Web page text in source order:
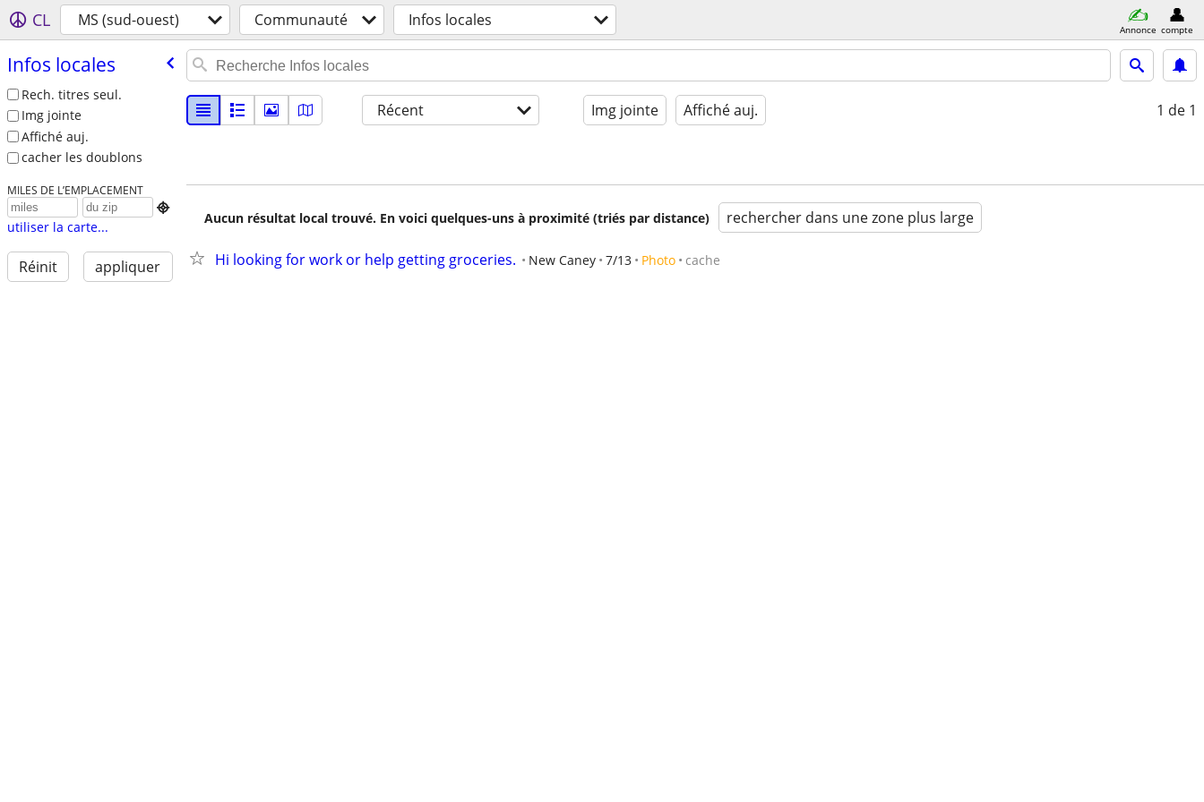
CL MS (sud-ouest) Communauté Infos locales Annonce compte
Infos locales
Rech. titres seul.
Img jointe
Affiché auj.
cacher les doublons
MILES DE L’EMPLACEMENT

utiliser la carte...
Réinit appliquer
Récent Img jointe Affiché auj. 1 de 1
Aucun résultat local trouvé. En voici quelques-uns à proximité (triés par distance) rechercher dans une zone plus large
Hi looking for work or help getting groceries. New Caney 7/13 Photo cache